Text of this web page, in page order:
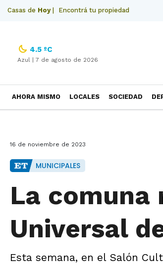
Casas de Hoy| Encontrá tu propiedad
4.5 ºC
Azul | 7 de agosto de 2026
AHORA MISMO LOCALES SOCIEDAD
16 de noviembre de 2023
MUNICIPALES
La comuna
Universal
Esta semana, en el Salón